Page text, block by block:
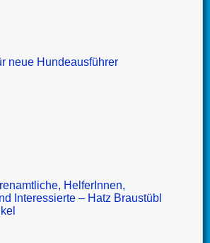
neue Hundeausführer
HelferInnen,
Interessierte – Hatz Braustübl